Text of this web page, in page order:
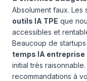
Absolument faux. Les
outils IA TPE que
accessibles et
Beaucoup de
temps IA entreprise
initial très
recommandations à